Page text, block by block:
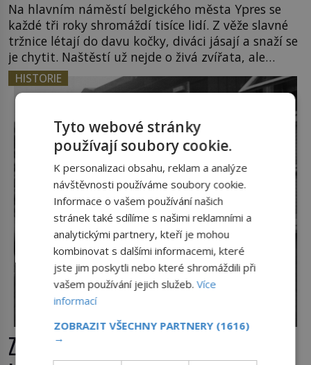
Na hlavním náměstí belgického města Ypres se
každé tři roky shromáždí tisíce lidí. Z věže slavné
tržnice létají do davu kočky, diváci jásají a snaží se
je chytit. Naštěstí už nejde o živá zvířata, ale
jenom o plyšové suvenýry. Kdysi to ale bylo jinak.
Tato veselá podívaná připomíná jeden z
nejpodivnějších a zároveň nejkrutějších zvyků […]
HISTORIE
Zlo v sukni. Tři nejhorší bachařky z
Tyto webové stránky
používají soubory cookie.
K personalizaci obsahu, reklam a analýze
návštěvnosti používáme soubory cookie.
Informace o vašem používání našich
stránek také sdílíme s našimi reklamními a
analytickými partnery, kteří je mohou
kombinovat s dalšími informacemi, které
jste jim poskytli nebo které shromáždili při
vašem používání jejich služeb.Více
informací
ZOBRAZIT VŠECHNY PARTNERY (1616)
→